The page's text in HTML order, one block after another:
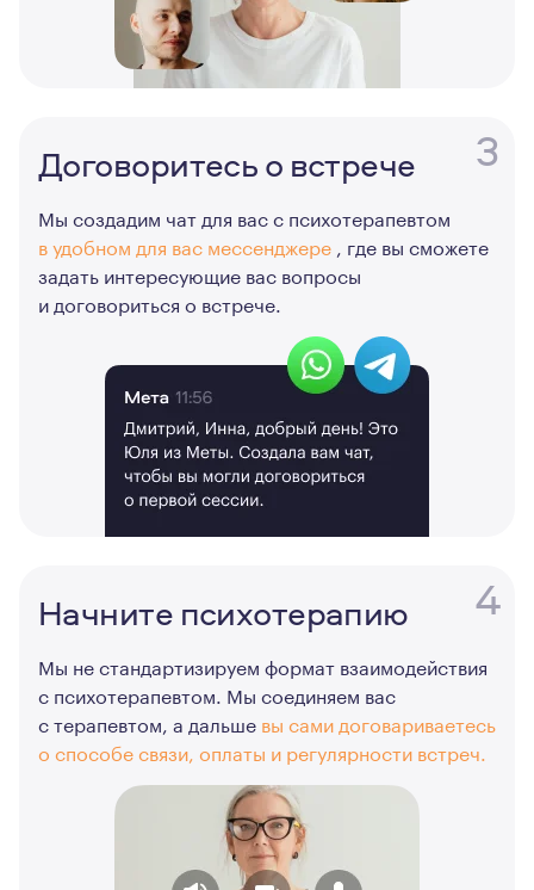
3
Договоритесь о встрече
Мы создадим чат для вас с психотерапевтом
в удобном для вас мессенджере , где вы сможете
задать интересующие вас вопросы
и договориться о встрече.
4
Начните психотерапию
Мы не стандартизируем формат взаимодействия
с психотерапевтом. Мы соединяем вас
с терапевтом, а дальше вы сами договариваетесь
о способе связи, оплаты и регулярности встреч.